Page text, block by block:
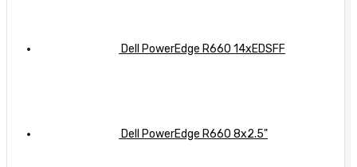
Dell PowerEdge R660 14xEDSFF
Dell PowerEdge R660 8x2.5"